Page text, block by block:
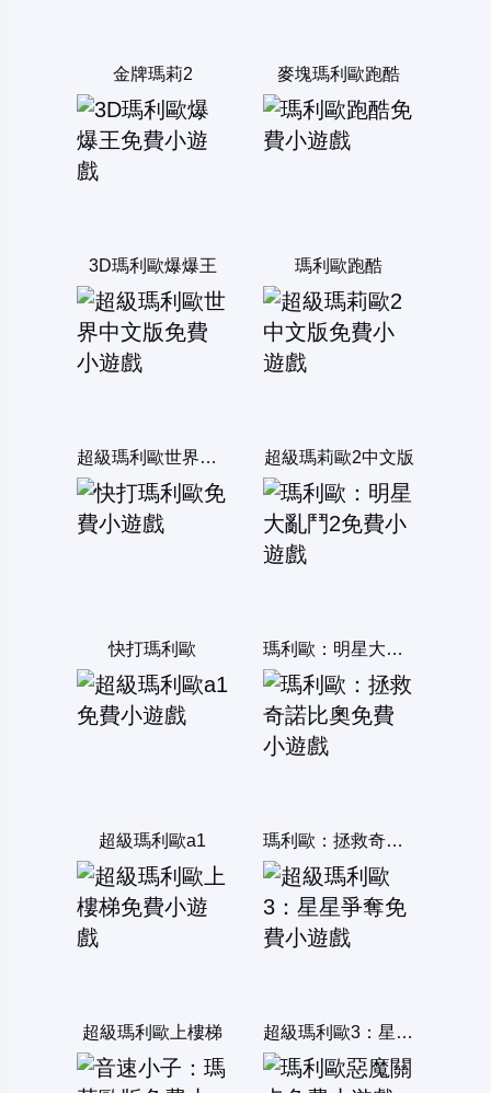
金牌瑪莉2 麥塊瑪利歐跑酷
3D瑪利歐爆爆王 瑪利歐跑酷
超級瑪利歐世界中文版 超級瑪莉歐2中文版
快打瑪利歐 瑪利歐：明星大亂鬥2
超級瑪利歐a1 瑪利歐：拯救奇諾比奧
超級瑪利歐上樓梯 超級瑪利歐3：星星爭奪